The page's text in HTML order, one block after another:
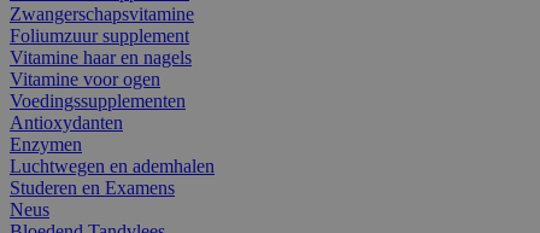
Zwangerschapsvitamine
Foliumzuur supplement
Vitamine haar en nagels
Vitamine voor ogen
Voedingssupplementen
Antioxydanten
Enzymen
Luchtwegen en ademhalen
Studeren en Examens
Neus